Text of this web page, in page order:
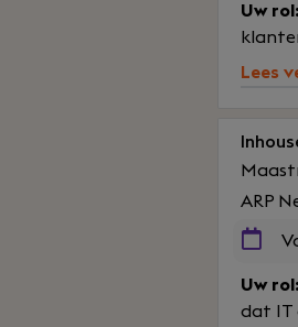
Uw rol:
Lees
ARP
Uw rol:
dat IT